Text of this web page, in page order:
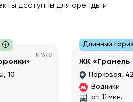
доступны для аренды и
№370
10
Длинный
ЖК «Гранель
Парковая,
Водники
от 11 мин.